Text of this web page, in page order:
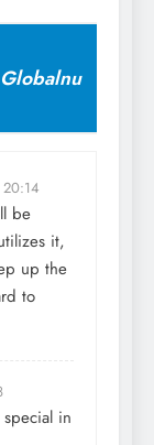
be
it,
up the
to
in